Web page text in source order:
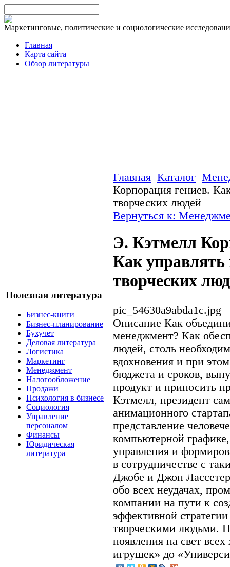
Маркетинговые, политические и социологические
Главная
Карта сайта
Обзор литературы
Полезная литература
Бизнес-книги
Бизнес-планирование
Бухучет
Деловая литература
Логистика
Маркетинг
Менеджмент
Налогообложение
Продажи
Психология в бизнесе
Социология
Управление
персоналом
Финансы
Юридическая
литература
Главная Каталог
Корпорация гениев.
творческих людей
Вернуться к:
Э. Кэтмелл
Как управлять
творческих
pic_54630a9abda1c.jpg
Описание Как
менеджмент? Как
людей, столь
вдохновения и при
бюджета и сроков,
продукт и приносить
Кэтмелл, президент
анимационного
представление
компьютерной
управления и
в сотрудничестве с
Джобе и Джон
обо всех неудачах,
компании на пути к
эффективной
творческими людьми.
появления на свет
игрушек» до